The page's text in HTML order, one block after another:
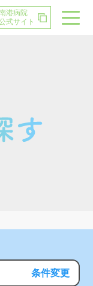
港病院
式サイト
条件変更